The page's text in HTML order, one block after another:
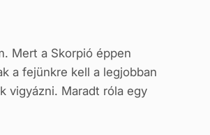
Mert a Skorpió éppen
a fejünkre kell a legjobban
vigyázni. Maradt róla egy